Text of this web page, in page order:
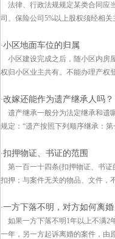
法律、行政法规规定某类合同应
司、保险公司5%以上股权须经相
·小区地面车位的归属
小区建设完成之后，随小区内房
权归小区业主共有。不能办理产权
·改嫁还能作为遗产继承人吗？
遗产继承一般分为法定继承和遗
规定：“遗产按照下列顺序继承：
·扣押物证、书证的范围
第一百一十四条(扣押物证、书
扣押；与案件无关的物品、文件，
·一方下落不明，对方如何离婚
如果一方下落不明1年以上不满2
一年，另一方起诉离婚的案件，由